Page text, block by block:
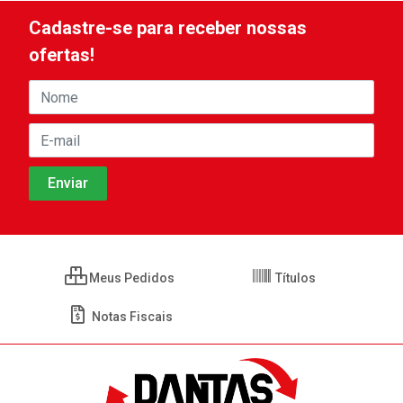
Cadastre-se para receber nossas
ofertas!
Meus Pedidos Títulos
Notas Fiscais